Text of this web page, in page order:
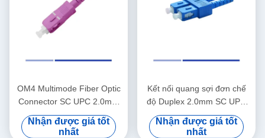
OM4 Multimode Fiber Optic
Connector SC UPC 2.0mm
Simplex Fiber Connector
Nhận được giá tốt
nhất
Kết nối quang sợi đơn chế
độ Duplex 2.0mm SC UPC
Fiber Connector
Nhận được giá tốt
nhất